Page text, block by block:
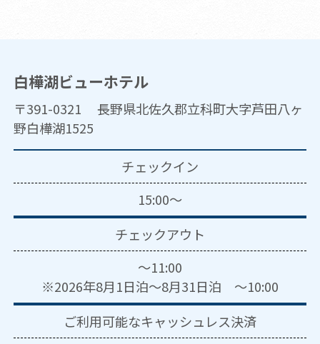
白樺湖ビューホテル
〒391-0321 長野県北佐久郡立科町大字芦田八ヶ
野白樺湖1525
チェックイン
15:00～
チェックアウト
～11:00
※2026年8月1日泊～8月31日泊 ～10:00
ご利用可能なキャッシュレス決済